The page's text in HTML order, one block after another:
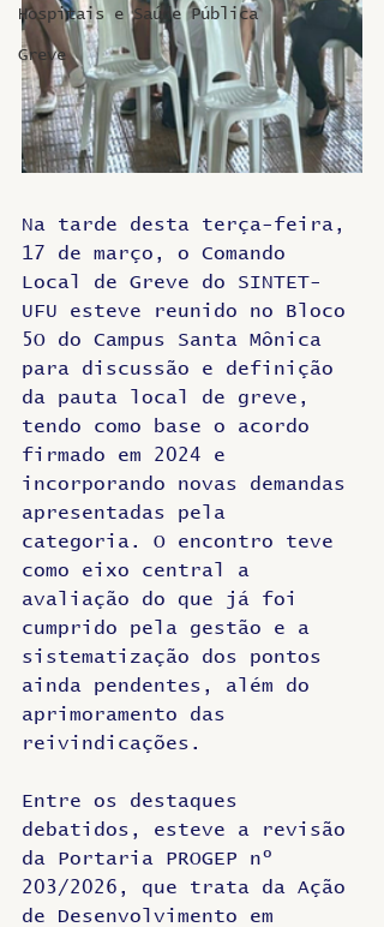
Hospitais e Saúde Pública
Greve
Na tarde desta terça-feira,
17 de março, o Comando
Local de Greve do SINTET-
UFU esteve reunido no Bloco
5O do Campus Santa Mônica
para discussão e definição
da pauta local de greve,
tendo como base o acordo
firmado em 2024 e
incorporando novas demandas
apresentadas pela
categoria. O encontro teve
como eixo central a
avaliação do que já foi
cumprido pela gestão e a
sistematização dos pontos
ainda pendentes, além do
aprimoramento das
reivindicações.
Entre os destaques
debatidos, esteve a revisão
da Portaria PROGEP nº
203/2026, que trata da Ação
de Desenvolvimento em